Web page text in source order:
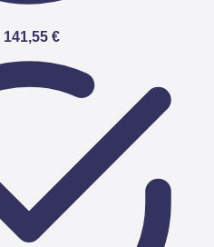
141,55 €